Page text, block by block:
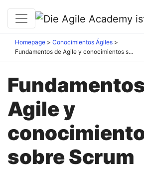
Homepage
Conocimientos Ágiles
Fundamentos de Agile y conocimientos sobre Scrum
Agile y
sobre Scrum